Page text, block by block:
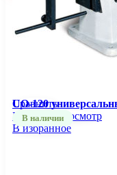
Сравнить
Быстрый просмотр
В избранное
UO-120
В наличии